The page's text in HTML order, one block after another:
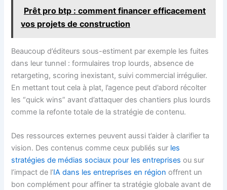
Prêt pro btp : comment financer efficacement
vos projets de construction
Beaucoup d’éditeurs sous-estiment par exemple les fuites
dans leur tunnel : formulaires trop lourds, absence de
retargeting, scoring inexistant, suivi commercial irrégulier.
En mettant tout cela à plat, l’agence peut d’abord récolter
les “quick wins” avant d’attaquer des chantiers plus lourds
comme la refonte totale de la stratégie de contenu.
Des ressources externes peuvent aussi t’aider à clarifier ta
vision. Des contenus comme ceux publiés sur les
stratégies de médias sociaux pour les entreprises ou sur
l’impact de l’IA dans les entreprises en région offrent un
bon complément pour affiner ta stratégie globale avant de